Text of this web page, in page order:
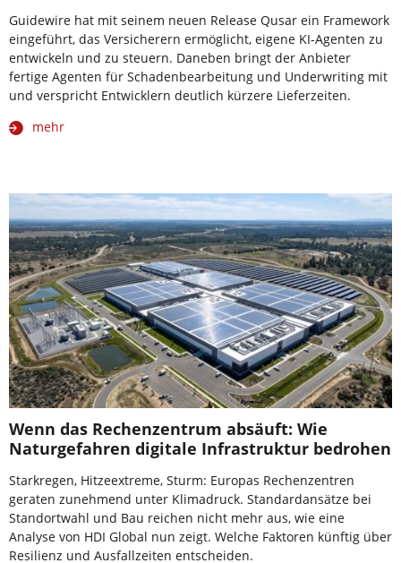
Guidewire hat mit seinem neuen Release Qusar ein Framework
eingeführt, das Versicherern ermöglicht, eigene KI-Agenten zu
entwickeln und zu steuern. Daneben bringt der Anbieter
fertige Agenten für Schadenbearbeitung und Underwriting mit
und verspricht Entwicklern deutlich kürzere Lieferzeiten.
mehr
Wenn das Rechenzentrum absäuft: Wie
Naturgefahren digitale Infrastruktur bedrohen
Starkregen, Hitzeextreme, Sturm: Europas Rechenzentren
geraten zunehmend unter Klimadruck. Standardansätze bei
Standortwahl und Bau reichen nicht mehr aus, wie eine
Analyse von HDI Global nun zeigt. Welche Faktoren künftig über
Resilienz und Ausfallzeiten entscheiden.